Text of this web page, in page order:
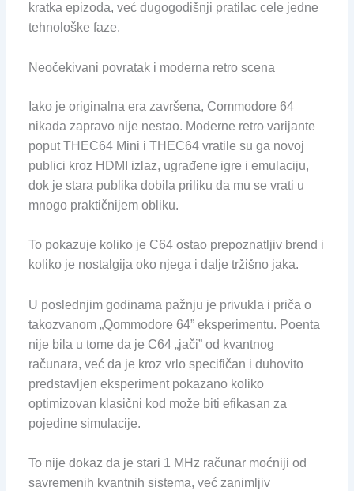
kratka epizoda, već dugogodišnji pratilac cele jedne
tehnološke faze.
Neočekivani povratak i moderna retro scena
Iako je originalna era završena, Commodore 64
nikada zapravo nije nestao. Moderne retro varijante
poput THEC64 Mini i THEC64 vratile su ga novoj
publici kroz HDMI izlaz, ugrađene igre i emulaciju,
dok je stara publika dobila priliku da mu se vrati u
mnogo praktičnijem obliku.
To pokazuje koliko je C64 ostao prepoznatljiv brend i
koliko je nostalgija oko njega i dalje tržišno jaka.
U poslednjim godinama pažnju je privukla i priča o
takozvanom „Qommodore 64” eksperimentu. Poenta
nije bila u tome da je C64 „jači” od kvantnog
računara, već da je kroz vrlo specifičan i duhovito
predstavljen eksperiment pokazano koliko
optimizovan klasični kod može biti efikasan za
pojedine simulacije.
To nije dokaz da je stari 1 MHz računar moćniji od
savremenih kvantnih sistema, već zanimljiv